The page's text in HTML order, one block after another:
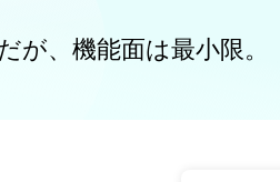
、機能面は最小限。